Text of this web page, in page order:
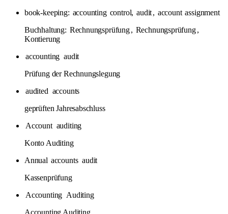
book-keeping: accounting control, audit, account assignment
Buchhaltung: Rechnungsprüfung, Rechnungsprüfung,
Kontierung
accounting audit
Prüfung der Rechnungslegung
audited accounts
geprüften Jahresabschluss
Account auditing
Konto Auditing
Annual accounts audit
Kassenprüfung
Accounting Auditing
Accounting Auditing